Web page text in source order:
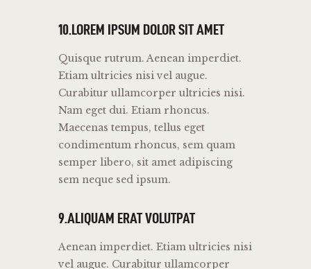
10.LOREM IPSUM DOLOR SIT AMET
Quisque rutrum. Aenean imperdiet.
Etiam ultricies nisi vel augue.
Curabitur ullamcorper ultricies nisi.
Nam eget dui. Etiam rhoncus.
Maecenas tempus, tellus eget
condimentum rhoncus, sem quam
semper libero, sit amet adipiscing
sem neque sed ipsum.
9.ALIQUAM ERAT VOLUTPAT
Aenean imperdiet. Etiam ultricies nisi
vel augue. Curabitur ullamcorper